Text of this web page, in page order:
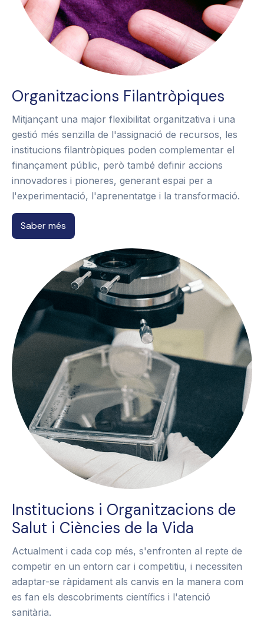
Organitzacions Filantròpiques
Mitjançant una major flexibilitat organitzativa i una
gestió més senzilla de l'assignació de recursos, les
institucions filantròpiques poden complementar el
finançament públic, però també definir accions
innovadores i pioneres, generant espai per a
l'experimentació, l'aprenentatge i la transformació.
Saber més
Institucions i Organitzacions de
Salut i Ciències de la Vida
Actualment i cada cop més, s'enfronten al repte de
competir en un entorn car i competitiu, i necessiten
adaptar-se ràpidament als canvis en la manera com
es fan els descobriments científics i l'atenció
sanitària.